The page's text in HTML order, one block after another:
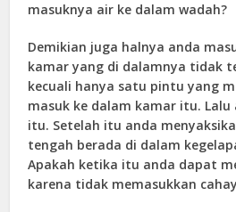
masuknya air ke dalam wadah?
Demikian juga halnya anda
kamar yang di dalamnya tidak
kecuali hanya satu pintu yang
masuk ke dalam kamar itu.
itu. Setelah itu anda
tengah berada di dalam
Apakah ketika itu anda dapat
karena tidak memasukkan